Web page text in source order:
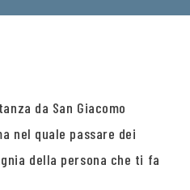
da San Giacomo
nel quale passare dei
della persona che ti fa